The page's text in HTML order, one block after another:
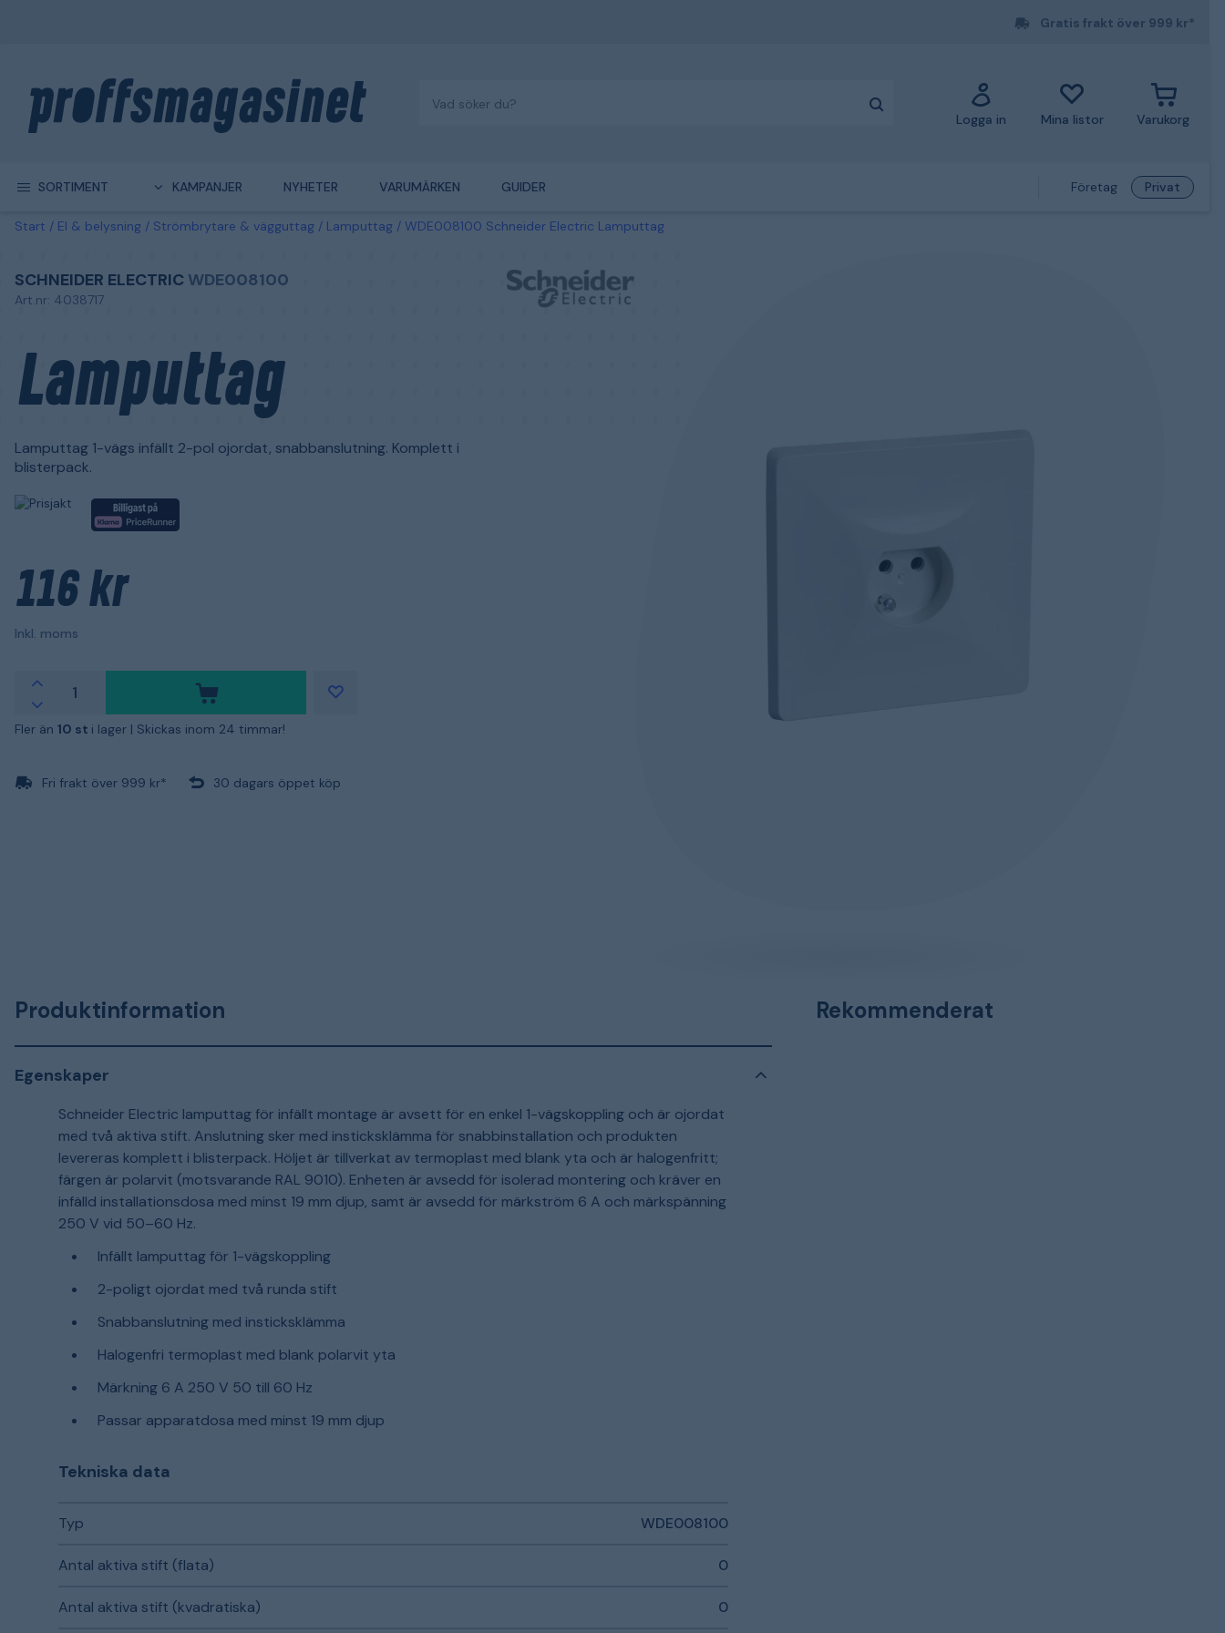
Gratis frakt över 999 kr*
Logga in Mina listor Varukorg
SORTIMENT KAMPANJER NYHETER VARUMÄRKEN GUIDER Företag Privat
Start El & belysning Strömbrytare & vägguttag Lamputtag WDE008100 Schneider Electric Lamputtag
SCHNEIDER ELECTRIC WDE008100
Art.nr: 4038717
Lamputtag
Lamputtag 1-vägs infällt 2-pol ojordat, snabbanslutning. Komplett i
blisterpack.
116 kr
Inkl. moms
Fler än 10 st i lager | Skickas inom 24 timmar!
Fri frakt över 999 kr* 30 dagars öppet köp
Produktinformation
Egenskaper
Schneider Electric lamputtag för infällt montage är avsett för en enkel 1-vägskoppling och är ojordat
med två aktiva stift. Anslutning sker med insticksklämma för snabbinstallation och produkten
levereras komplett i blisterpack. Höljet är tillverkat av termoplast med blank yta och är halogenfritt;
färgen är polarvit (motsvarande RAL 9010). Enheten är avsedd för isolerad montering och kräver en
infälld installationsdosa med minst 19 mm djup, samt är avsedd för märkström 6 A och märkspänning
250 V vid 50–60 Hz.
Infällt lamputtag för 1-vägskoppling
2-poligt ojordat med två runda stift
Snabbanslutning med insticksklämma
Halogenfri termoplast med blank polarvit yta
Märkning 6 A 250 V 50 till 60 Hz
Passar apparatdosa med minst 19 mm djup
Tekniska data
Typ WDE008100
Antal aktiva stift (flata) 0
Antal aktiva stift (kvadratiska) 0
Rekommenderat